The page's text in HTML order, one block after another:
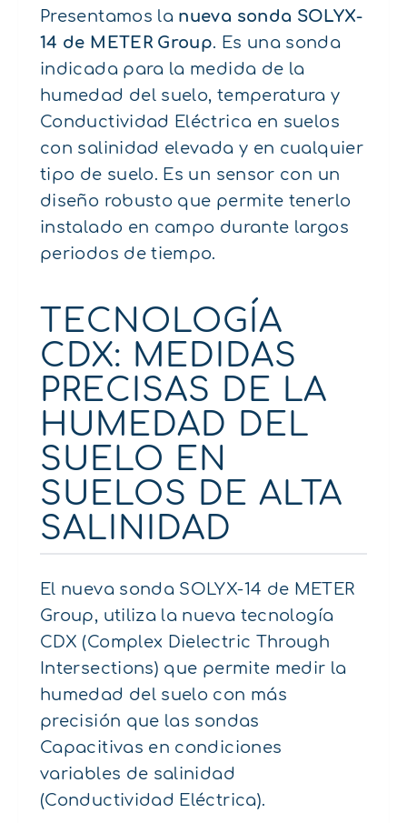
Presentamos la nueva sonda SOLYX-
14 de METER Group. Es una sonda
indicada para la medida de la
humedad del suelo, temperatura y
Conductividad Eléctrica en suelos
con salinidad elevada y en cualquier
tipo de suelo. Es un sensor con un
diseño robusto que permite tenerlo
instalado en campo durante largos
periodos de tiempo.
TECNOLOGÍA
CDX: MEDIDAS
PRECISAS DE LA
HUMEDAD DEL
SUELO EN
SUELOS DE ALTA
SALINIDAD
El nueva sonda SOLYX-14 de METER
Group, utiliza la nueva tecnología
CDX (Complex Dielectric Through
Intersections) que permite medir la
humedad del suelo con más
precisión que las sondas
Capacitivas en condiciones
variables de salinidad
(Conductividad Eléctrica).